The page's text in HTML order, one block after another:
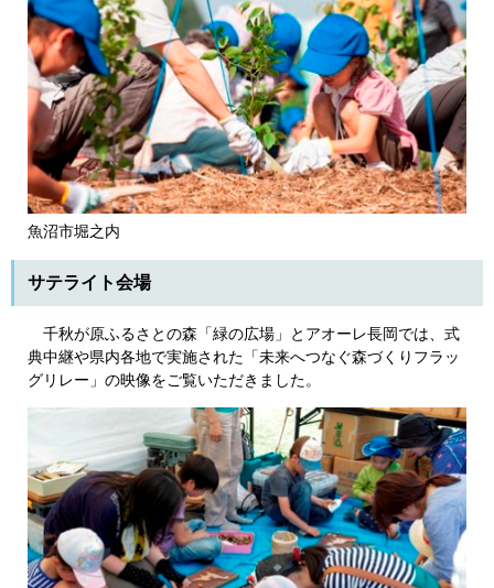
魚沼市堀之内
サテライト会場
千秋が原ふるさとの森「緑の広場」とアオーレ長岡では、式
典中継や県内各地で実施された「未来へつなぐ森づくりフラッ
グリレー」の映像をご覧いただきました。